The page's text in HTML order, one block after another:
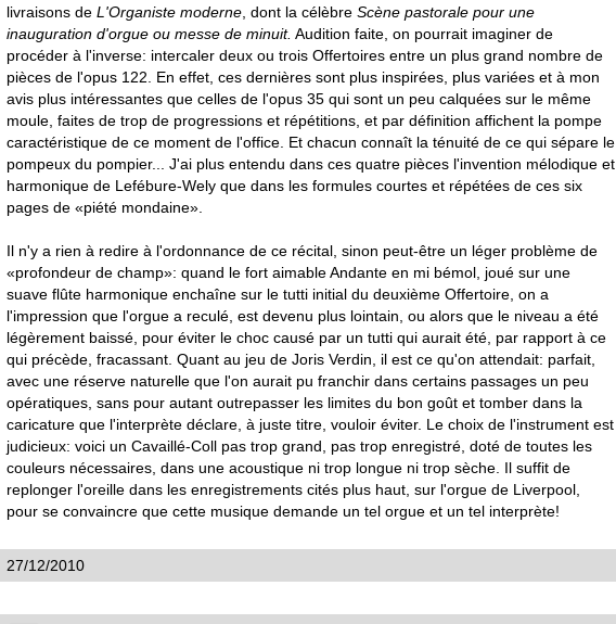
livraisons de L'Organiste moderne , dont la célèbre Scène pastorale pour une
inauguration d'orgue ou messe de minuit. Audition faite, on pourrait imaginer de
procéder à l'inverse: intercaler deux ou trois Offertoires entre un plus grand nombre de
pièces de l'opus 122. En effet, ces dernières sont plus inspirées, plus variées et à mon
avis plus intéressantes que celles de l'opus 35 qui sont un peu calquées sur le même
moule, faites de trop de progressions et répétitions, et par définition affichent la pompe
caractéristique de ce moment de l'office. Et chacun connaît la ténuité de ce qui sépare le
pompeux du pompier... J'ai plus entendu dans ces quatre pièces l'invention mélodique et
harmonique de Lefébure-Wely que dans les formules courtes et répétées de ces six
pages de «piété mondaine».
Il n'y a rien à redire à l'ordonnance de ce récital, sinon peut-être un léger problème de
«profondeur de champ»: quand le fort aimable Andante en mi bémol, joué sur une
suave flûte harmonique enchaîne sur le tutti initial du deuxième Offertoire, on a
l'impression que l'orgue a reculé, est devenu plus lointain, ou alors que le niveau a été
légèrement baissé, pour éviter le choc causé par un tutti qui aurait été, par rapport à ce
qui précède, fracassant. Quant au jeu de Joris Verdin, il est ce qu'on attendait: parfait,
avec une réserve naturelle que l'on aurait pu franchir dans certains passages un peu
opératiques, sans pour autant outrepasser les limites du bon goût et tomber dans la
caricature que l'interprète déclare, à juste titre, vouloir éviter. Le choix de l'instrument est
judicieux: voici un Cavaillé-Coll pas trop grand, pas trop enregistré, doté de toutes les
couleurs nécessaires, dans une acoustique ni trop longue ni trop sèche. Il suffit de
replonger l'oreille dans les enregistrements cités plus haut, sur l'orgue de Liverpool,
pour se convaincre que cette musique demande un tel orgue et un tel interprète!
27/12/2010